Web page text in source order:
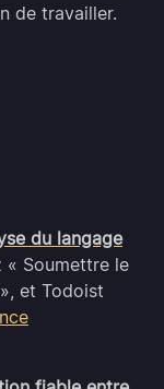
de travailler.
du langage
« Soumettre le
et Todoist